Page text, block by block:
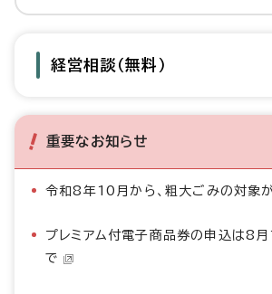
経営相談（無料）
重要なお知らせ
令和8年10月から、粗大ごみの対象
プレミアム付電子商品券の申込は8月
で